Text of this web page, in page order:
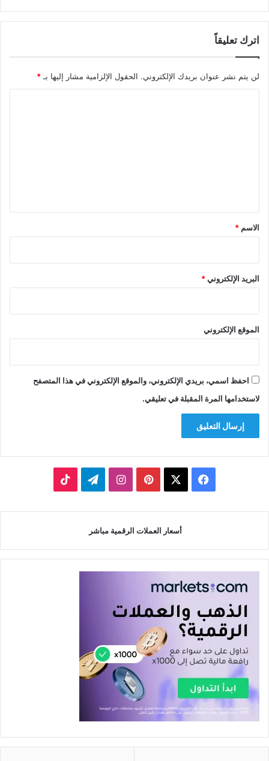
اترك تعليقاً
لن يتم نشر عنوان بريدك الإلكتروني. الحقول الإلزامية مشار إليها بـ *
*
الاسم *
البريد الإلكتروني*
الموقع الإلكتروني
احفظ اسمي، بريدي الإلكتروني، والموقع الإلكتروني في هذا المتصفح
لاستخدامها المرة المقبلة في تعليقي.
فيسبوك بينتيريستانستقرامتيلقرام
أسعار العملات الرقمية مباشر